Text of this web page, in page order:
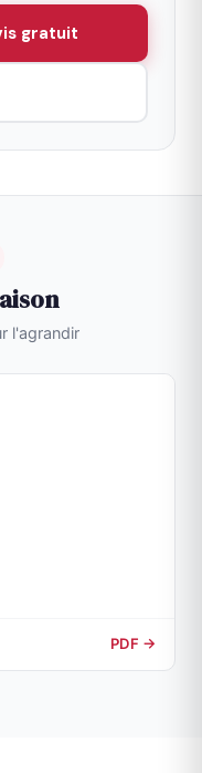
gratuit
l'agrandir
PDF →